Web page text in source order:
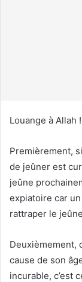
Louange à Allah !
Premièrement,
de jeûner est
jeûne
expiatoire car
rattraper le
Deuxièmement,
cause de son
incurable, c’est